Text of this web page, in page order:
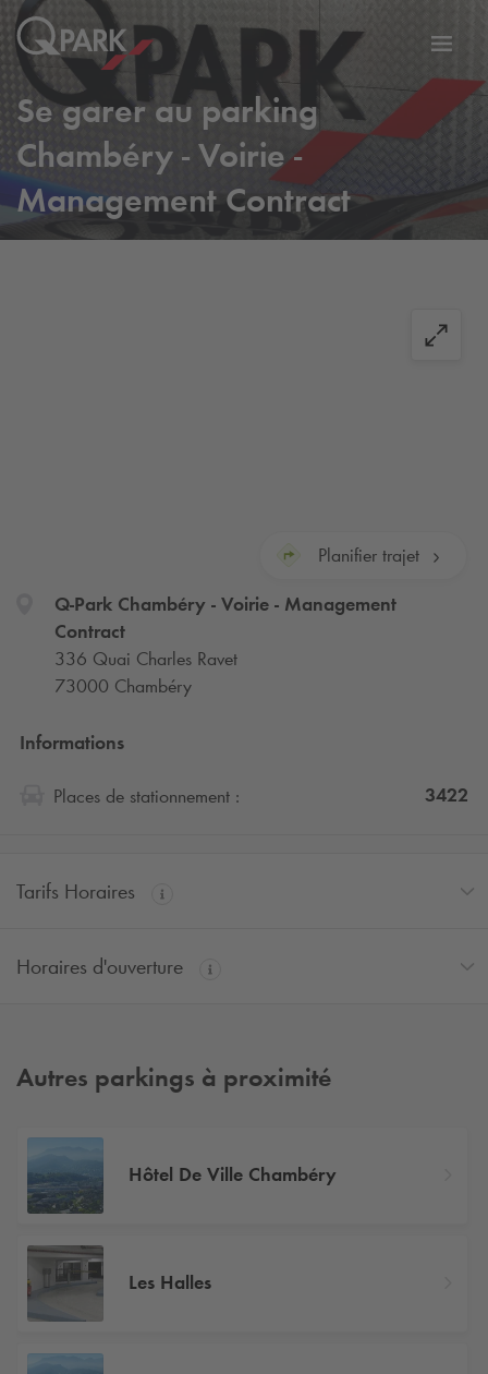
vers
la
Se garer au parking
Chambéry - Voirie -
Management Contract
Planifier trajet
Q-ParkChambéry - Voirie - Management
Contract
336 Quai Charles Ravet
73000 Chambéry
Informations
Places de stationnement : 3422
Tarifs Horaires
Horaires d'ouverture
Autres parkings à proximité
Hôtel De Ville Chambéry
Les Halles